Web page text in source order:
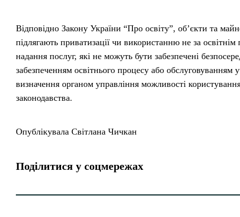
Відповідно Закону України “Про освіту”, об’єкти та
підлягають приватизації чи використанню не за
надання послуг, які не можуть бути забезпечені
забезпеченням освітнього процесу або обслуговуванням
визначення органом управління можливості
законодавства.
Опублікувала Світлана Чичкан
Поділитися у соцмережах